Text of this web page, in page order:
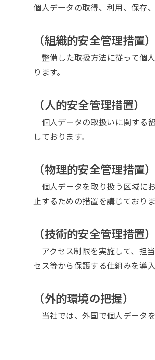
個人データの取得、利用、保存
（組織的安全管理措置）
整備した取扱方法に従って個
ります。
（人的安全管理措置）
個人データの取扱いに関する
しております。
（物理的安全管理措置）
個人データを取り扱う区域に
止するための措置を講じておりま
（技術的安全管理措置）
アクセス制限を実施して、担
セス等から保護する仕組みを導入
（外的環境の把握）
当社では、外国で個人データ